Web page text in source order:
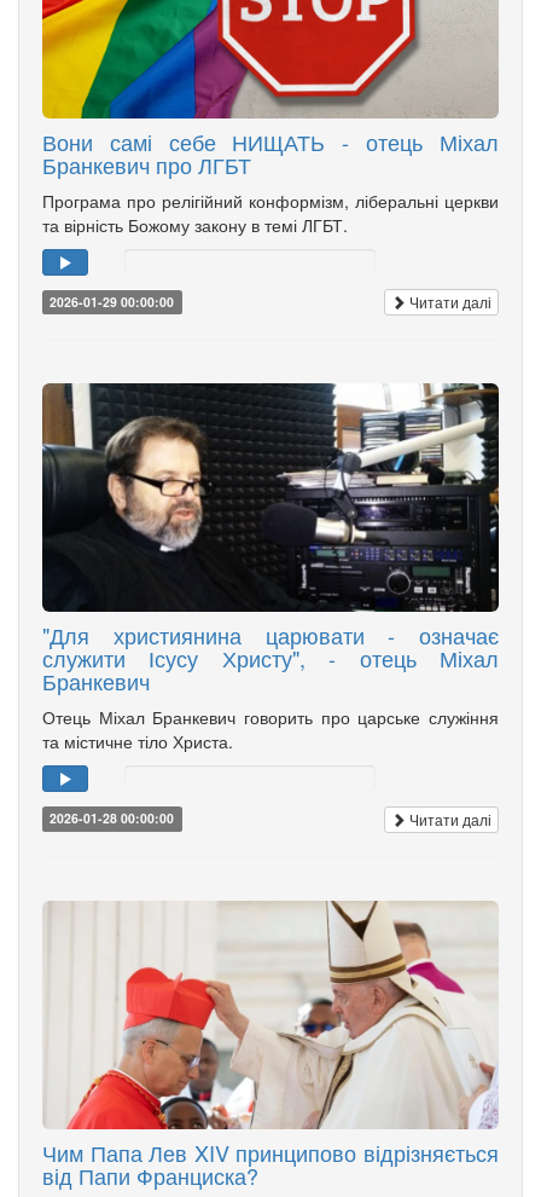
Вони самі себе НИЩАТЬ - отець Міхал
Бранкевич про ЛГБТ
Програма про релігійний конформізм, ліберальні церкви
та вірність Божому закону в темі ЛГБТ.
2026-01-29 00:00:00 Читати далі
"Для християнина царювати - означає
служити Ісусу Христу", - отець Міхал
Бранкевич
Отець Міхал Бранкевич говорить про царське служіння
та містичне тіло Христа.
2026-01-28 00:00:00 Читати далі
Чим Папа Лев XIV принципово відрізняється
від Папи Франциска?